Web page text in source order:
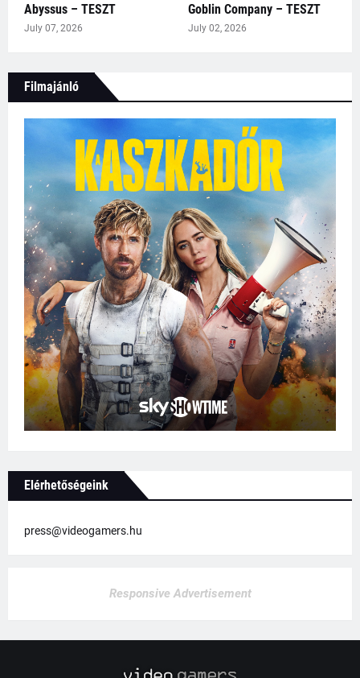
Abyssus – TESZT
July 07, 2026
Goblin Company – TESZT
July 02, 2026
Filmajánló
Elérhetőségeink
press@videogamers.hu
Responsive Advertisement